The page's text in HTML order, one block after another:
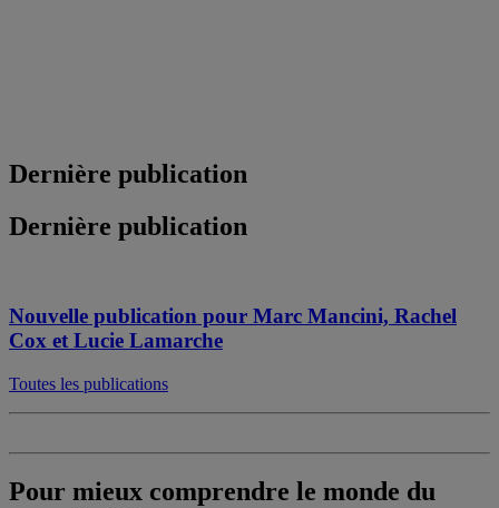
Dernière publication
Dernière publication
Nouvelle publication pour Marc Mancini, Rachel
Cox et Lucie Lamarche
Toutes les publications
Pour mieux comprendre le monde du